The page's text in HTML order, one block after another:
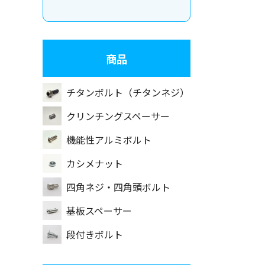
商品
チタンボルト（チタンネジ）
クリンチングスペーサー
機能性アルミボルト
カシメナット
四角ネジ・四角頭ボルト
基板スペーサー
段付きボルト